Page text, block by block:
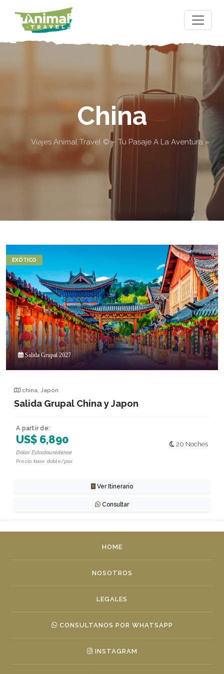
China
Viajes Animal Travel © – Tu Pasaje A La Aventura »
Salida Grupal 2027
china Japón
Salida Grupal China y Japon
A partir de:
US$ 6,890
Dólar Estadounidense
Precio base doble/pax
20 Noches
Ver Itinerario
Consultar
EXÓTICO
HOME
NOSOTROS
LEGALES
CONSULTANOS POR WHATSAPP
INSTAGRAM